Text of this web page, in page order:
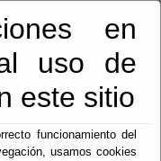
en
uso de
este sitio
funcionamiento del
usamos cookies
centralita@macael.es